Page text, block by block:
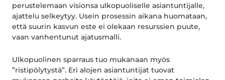
perustelemaan visionsa ulkopuoliselle asiantuntijalle,
ajattelu selkeytyy. Usein prosessin aikana huomataan,
että suurin kasvun este ei olekaan resurssien puute,
vaan vanhentunut ajatusmalli.
Ulkopuolinen sparraus tuo mukanaan myös
”ristipölytystä”. Eri alojen asiantuntijat tuovat